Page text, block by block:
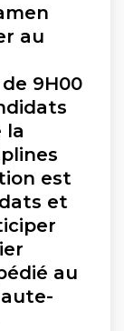
au
9H00
la
est
et
au